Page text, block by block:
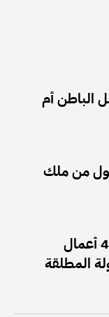
الباطن أم
من ملك
رحمة أحمد تتصدر المشهد الفني.. 4 أعمال
المطلقة